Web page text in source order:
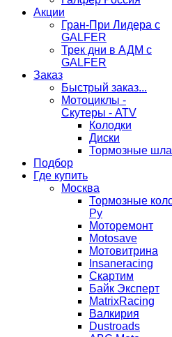
Акции
Гран-При Лидера c
GALFER
Трек дни в АДМ с
GALFER
Заказ
Быстрый заказ...
Мотоциклы -
Скутеры - ATV
Колодки
Диски
Тормозные
Подбор
Где купить
Москва
Тормозные
Ру
Моторемонт
Motosave
Мотовитрина
Insaneracing
Скартим
Байк Эксперт
MatrixRacing
Валкирия
Dustroads